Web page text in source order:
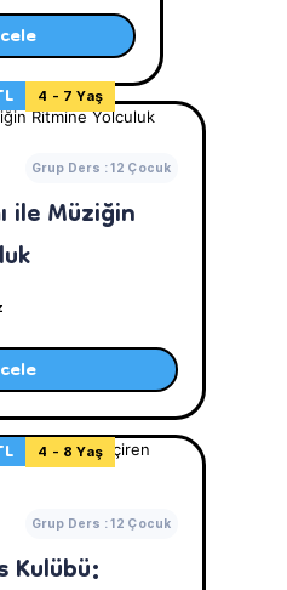
4 - 7 Yaş
Grup Ders : 12 Çocuk
ile Müziğin
4 - 8 Yaş
Grup Ders : 12 Çocuk
Kulübü: